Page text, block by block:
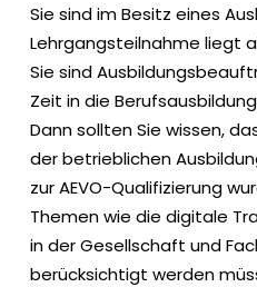
Sie sind im Besitz eines
Lehrgangsteilnahme liegt
Sie sind
Zeit in die
Dann sollten Sie wissen,
der betrieblichen
zur AEVO-Qualifizierung
Themen wie die digitale
in der Gesellschaft und
berücksichtigt werden